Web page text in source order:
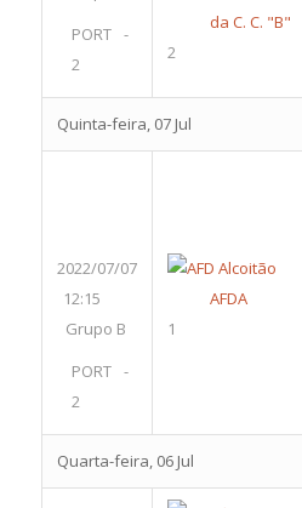
PORT -
2
da C. C. "B"
2
Quinta-feira, 07 Jul
2022/07/07
12:15
Grupo B
PORT -
2
AFDA
1
Quarta-feira, 06 Jul